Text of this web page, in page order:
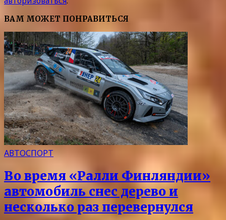
ВАМ МОЖЕТ ПОНРАВИТЬСЯ
АВТОСПОРТ
Во время «Ралли Финляндии»
автомобиль снес дерево и
несколько раз перевернулся